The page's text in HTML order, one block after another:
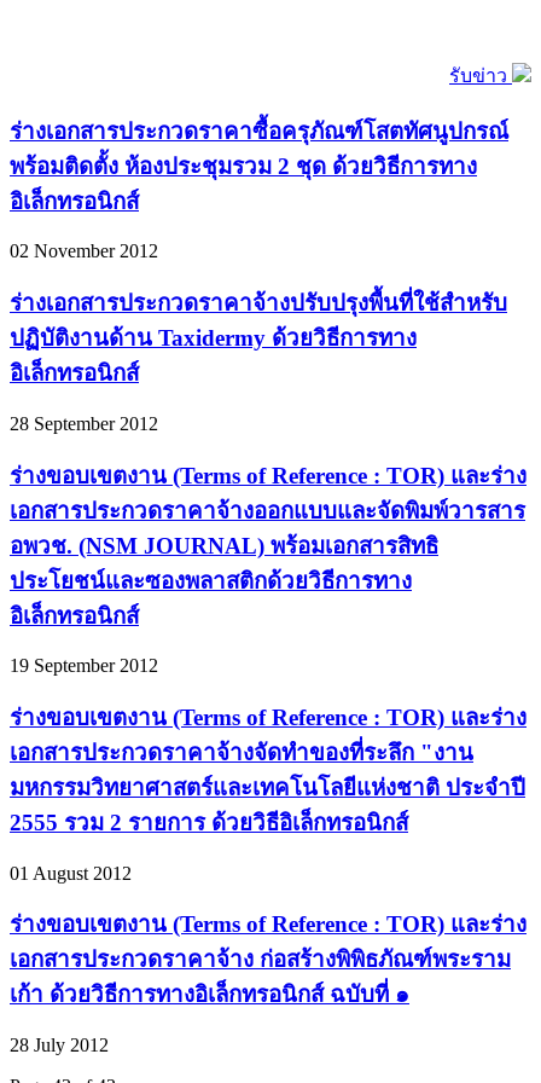
รับข่าว
ร่างเอกสารประกวดราคาซื้อครุภัณฑ์โสตทัศนูปกรณ์
พร้อมติดตั้ง ห้องประชุมรวม 2 ชุด ด้วยวิธีการทาง
อิเล็กทรอนิกส์
02 November 2012
ร่างเอกสารประกวดราคาจ้างปรับปรุงพื้นที่ใช้สำหรับ
ปฏิบัติงานด้าน Taxidermy ด้วยวิธีการทาง
อิเล็กทรอนิกส์
28 September 2012
ร่างขอบเขตงาน (Terms of Reference : TOR) และร่าง
เอกสารประกวดราคาจ้างออกแบบและจัดพิมพ์วารสาร
อพวช. (NSM JOURNAL) พร้อมเอกสารสิทธิ
ประโยชน์และซองพลาสติกด้วยวิธีการทาง
อิเล็กทรอนิกส์
19 September 2012
ร่างขอบเขตงาน (Terms of Reference : TOR) และร่าง
เอกสารประกวดราคาจ้างจัดทำของที่ระลึก "งาน
มหกรรมวิทยาศาสตร์และเทคโนโลยีแห่งชาติ ประจำปี
2555 รวม 2 รายการ ด้วยวิธีอิเล็กทรอนิกส์
01 August 2012
ร่างขอบเขตงาน (Terms of Reference : TOR) และร่าง
เอกสารประกวดราคาจ้าง ก่อสร้างพิพิธภัณฑ์พระราม
เก้า ด้วยวิธีการทางอิเล็กทรอนิกส์ ฉบับที่ ๑
28 July 2012